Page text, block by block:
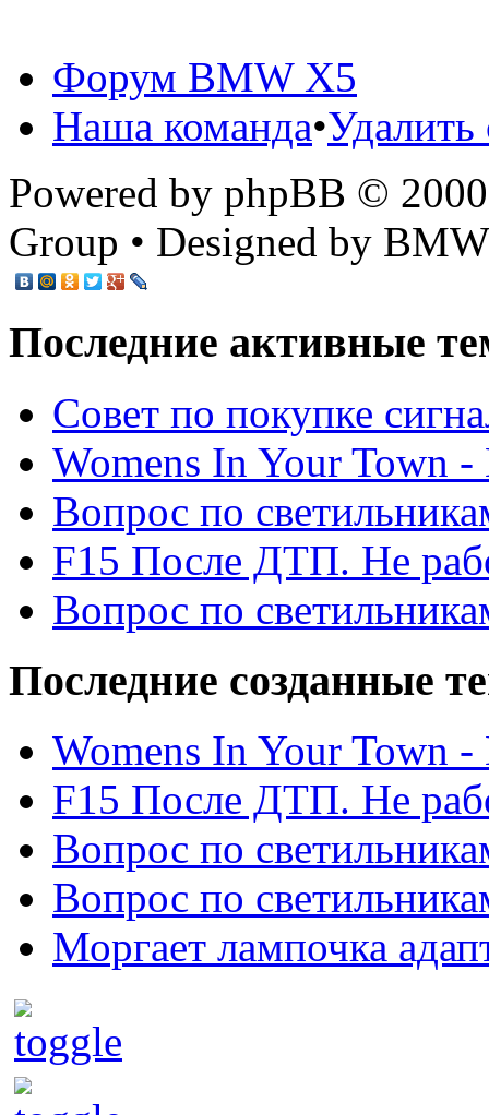
Форум BMW X5
Наша команда•
Powered by phpBB ©
Group • Designed by
Последние активные
Cовет по покупке
Womens In Your Town
Вопрос по
F15 После ДТП. Не
Вопрос по
Последние созданные
Womens In Your Town
F15 После ДТП. Не
Вопрос по
Вопрос по
Моргает лампочка